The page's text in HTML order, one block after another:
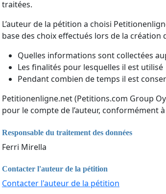
traitées.
L’auteur de la pétition a choisi
base des choix effectués lors de la
Quelles informations sont collectées
Les finalités pour lesquelles il est utilisé
Pendant combien de temps il est
Petitionenligne.net (Petitions.com Group
pour le compte de l’auteur, conformément
Responsable du traitement des données
Ferri Mirella
Contacter l'auteur de la pétition
Contacter l'auteur de la pétition